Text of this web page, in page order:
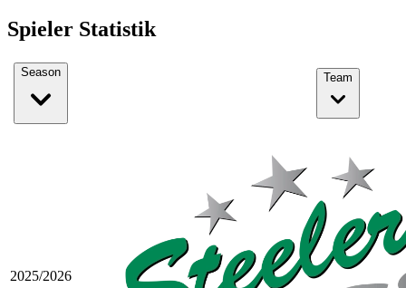
Spieler Statistik
Season Team
2025/2026